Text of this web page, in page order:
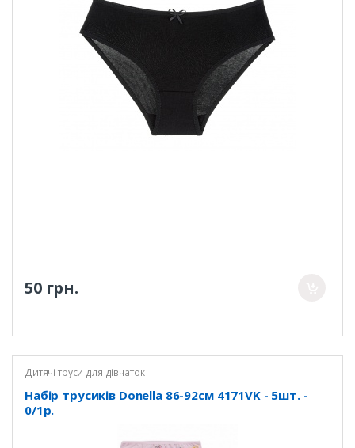
50 грн.
Дитячі труси для дівчаток
Набір трусиків Donella 86-92см 4171VK - 5шт. -
0/1р.